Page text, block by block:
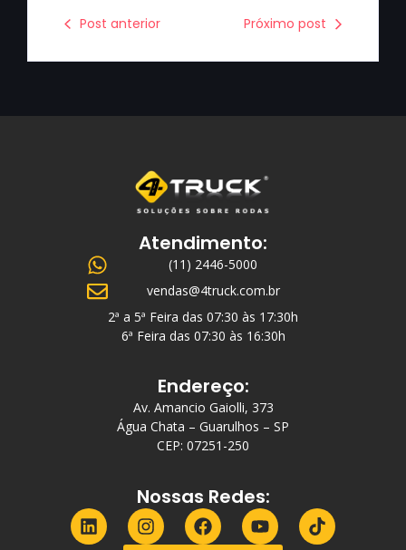
Post anterior Próximo post
Atendimento:
(11) 2446-5000
vendas@4truck.com.br
2ª a 5ª Feira das 07:30 às 17:30h
6ª Feira das 07:30 às 16:30h
Endereço:
Av. Amancio Gaiolli, 373
Água Chata – Guarulhos – SP
CEP: 07251-250
Nossas Redes: